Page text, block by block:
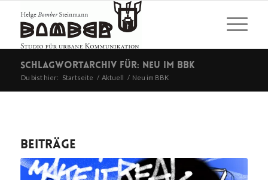
Schlagwortarchiv für: Neu im BBK
Du bist hier: Startseite / Aktuell / Neu im BBK
Beiträge